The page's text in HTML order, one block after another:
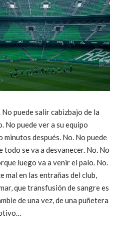
puede salir cabizbajo de la
puede ver a su equipo
después. No. No puede
se va a desvanecer. No. No
luego va a venir el palo. No.
mal en las entrañas del club,
que transfusión de sangre es
de una vez, de una puñetera